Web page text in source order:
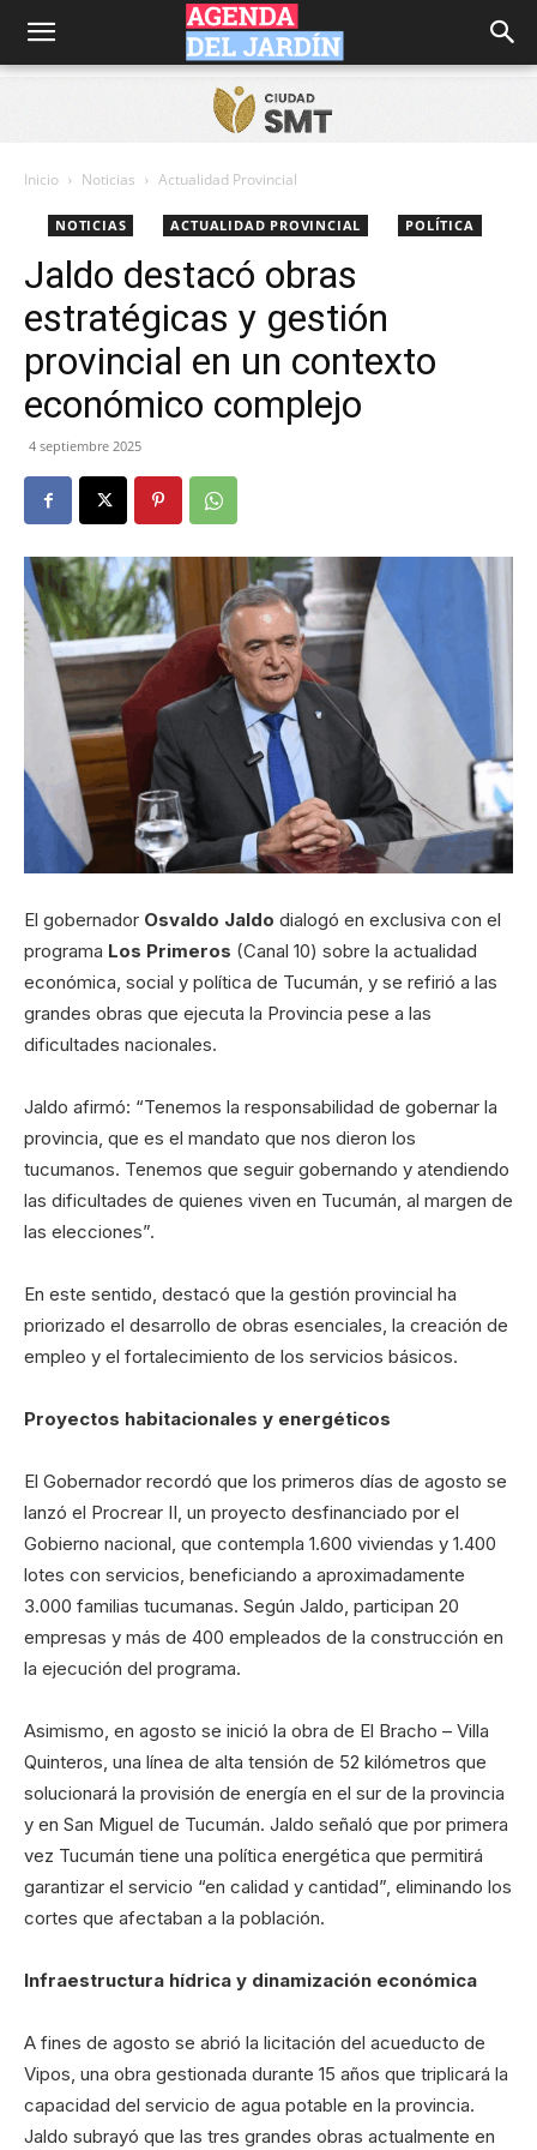
Agenda
Jardín
Inicio Noticias Actualidad Provincial
NOTICIAS ACTUALIDAD PROVINCIAL POLÍTICA
Jaldo destacó obras
estratégicas y gestión
provincial en un contexto
económico complejo
4 septiembre 2025
El gobernador Osvaldo Jaldo dialogó en exclusiva con el
programa Los Primeros (Canal 10) sobre la actualidad
económica, social y política de Tucumán, y se refirió a las
grandes obras que ejecuta la Provincia pese a las
dificultades nacionales.
Jaldo afirmó: “Tenemos la responsabilidad de gobernar la
provincia, que es el mandato que nos dieron los
tucumanos. Tenemos que seguir gobernando y atendiendo
las dificultades de quienes viven en Tucumán, al margen de
las elecciones”.
En este sentido, destacó que la gestión provincial ha
priorizado el desarrollo de obras esenciales, la creación de
empleo y el fortalecimiento de los servicios básicos.
Proyectos habitacionales y energéticos
El Gobernador recordó que los primeros días de agosto se
lanzó el Procrear II, un proyecto desfinanciado por el
Gobierno nacional, que contempla 1.600 viviendas y 1.400
lotes con servicios, beneficiando a aproximadamente
3.000 familias tucumanas. Según Jaldo, participan 20
empresas y más de 400 empleados de la construcción en
la ejecución del programa.
Asimismo, en agosto se inició la obra de El Bracho – Villa
Quinteros, una línea de alta tensión de 52 kilómetros que
solucionará la provisión de energía en el sur de la provincia
y en San Miguel de Tucumán. Jaldo señaló que por primera
vez Tucumán tiene una política energética que permitirá
garantizar el servicio “en calidad y cantidad”, eliminando los
cortes que afectaban a la población.
Infraestructura hídrica y dinamización económica
A fines de agosto se abrió la licitación del acueducto de
Vipos, una obra gestionada durante 15 años que triplicará la
capacidad del servicio de agua potable en la provincia.
Jaldo subrayó que las tres grandes obras actualmente en